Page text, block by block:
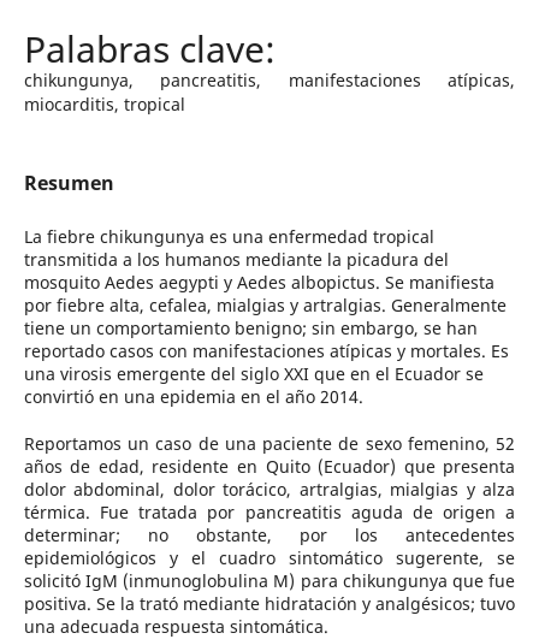
chikungunya, pancreatitis, manifestaciones atípicas,
miocarditis, tropical
Resumen
La fiebre chikungunya es una enfermedad tropical
transmitida a los humanos mediante la picadura del
mosquito Aedes aegypti y Aedes albopictus. Se manifiesta
por fiebre alta, cefalea, mialgias y artralgias. Generalmente
tiene un comportamiento benigno; sin embargo, se han
reportado casos con manifestaciones atípicas y mortales. Es
una virosis emergente del siglo XXI que en el Ecuador se
convirtió en una epidemia en el año 2014.
Reportamos un caso de una paciente de sexo femenino, 52
años de edad, residente en Quito (Ecuador) que presenta
dolor abdominal, dolor torácico, artralgias, mialgias y alza
térmica. Fue tratada por pancreatitis aguda de origen a
determinar; no obstante, por los antecedentes
epidemiológicos y el cuadro sintomático sugerente, se
solicitó IgM (inmunoglobulina M) para chikungunya que fue
positiva. Se la trató mediante hidratación y analgésicos; tuvo
una adecuada respuesta sintomática.